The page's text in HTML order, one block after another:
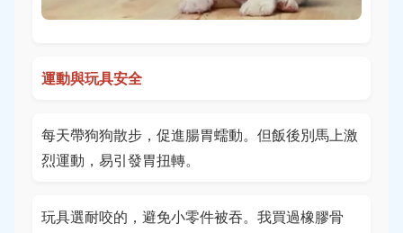
運動與玩具安全
每天帶狗狗散步，促進腸胃蠕動。但飯後別馬上激
烈運動，易引發胃扭轉。
玩具選耐咬的，避免小零件被吞。我買過橡膠骨